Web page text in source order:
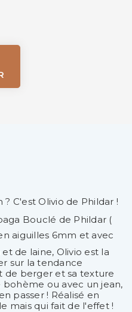
C'est Olivio de Phildar !
Bouclé de Phildar (
aiguilles 6mm et avec
de laine, Olivio est la
sur la tendance
de berger et sa texture
ou avec un jean,
passer ! Réalisé en
mais qui fait de l'effet !